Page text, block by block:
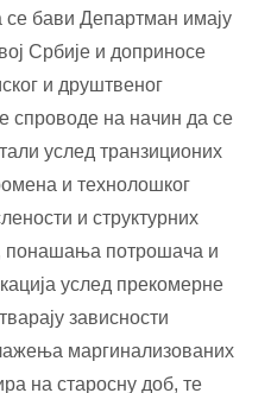
се бави Департман имају
Србије и доприносе
и друштвеног
спроводе на начин да се
услед транзиционих
и технолошког
и структурних
понашања потрошача и
услед прекомерне
зависности
маргинализованих
на старосну доб, те